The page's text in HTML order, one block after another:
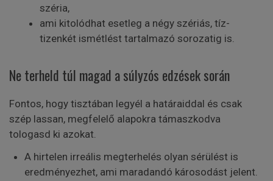
széria,
ami kitolódhat esetleg a négy szériás, tíz-
tizenkét ismétlést tartalmazó sorozatig is.
Ne terheld túl magad a súlyzós edzések során
Fontos, hogy tisztában legyél a határaiddal és csak
szép lassan, megfelelő alapokra támaszkodva
tologasd ki azokat.
A hirtelen irreális megterhelés olyan sérülést is
eredményezhet, ami maradandó károsodást jelent.